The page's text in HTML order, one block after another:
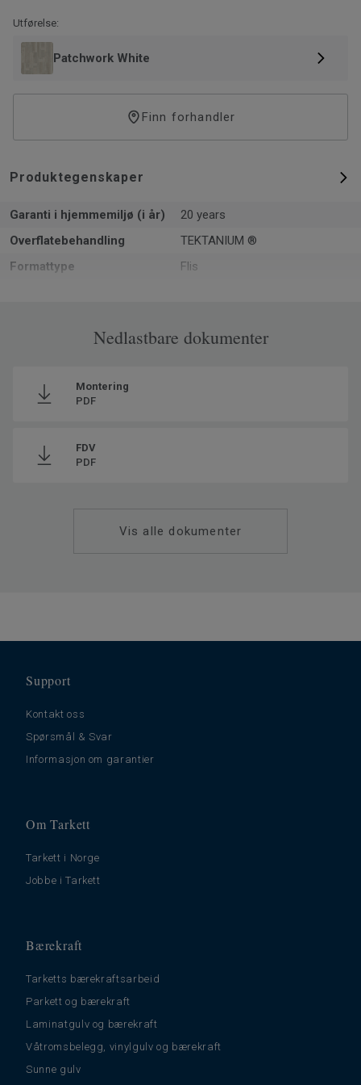
Utførelse:
Patchwork White
Finn forhandler
Produktegenskaper
Garanti i hjemmemiljø (i år)
20 years
Overflatebehandling
TEKTANIUM ®
Formattype
Flis
Artikler per eske
11
Produsert i
Total vekt
4 sides
Bredde
32
Nedlastbare dokumenter
Montering
PDF
FDV
PDF
Vis alle dokumenter
Support
Kontakt oss
Spørsmål & Svar
Informasjon om garantier
Om Tarkett
Tarkett i Norge
Jobbe i Tarkett
Bærekraft
Tarketts bærekraftsarbeid
Parkett og bærekraft
Laminatgulv og bærekraft
Våtromsbelegg, vinylgulv og bærekraft
Sunne gulv